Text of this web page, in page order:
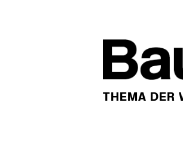
THEMA DER